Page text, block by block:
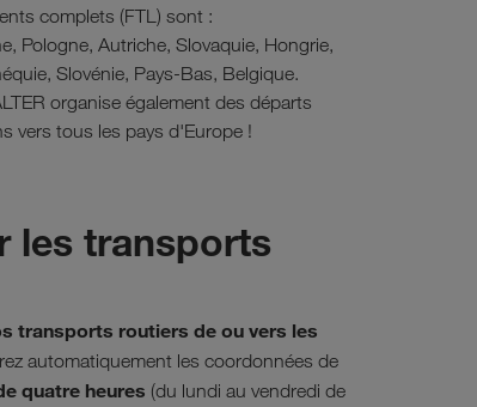
complets (FTL) sont :
Pologne, Autriche, Slovaquie, Hongrie,
Slovénie, Pays-Bas, Belgique.
organise également des départs
vers tous les pays d'Europe !
les transports
transports routiers de ou vers les
automatiquement les coordonnées de
quatre heures (du lundi au vendredi de